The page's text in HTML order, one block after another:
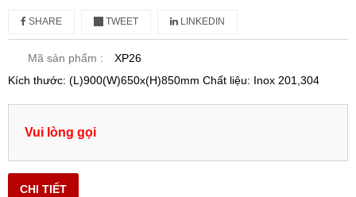
SHARE TWEET LINKEDIN
Mã sản phẩm :
XP26
Kích thước: (L)900(W)650x(H)850mm Chất liệu: Inox 201,304
Vui lòng gọi
CHI TIẾT